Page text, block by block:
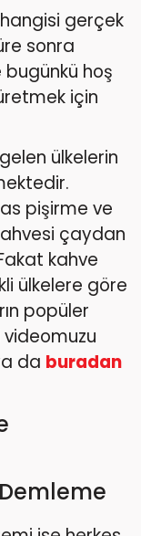
gerçek
sonra
hoş
için
ülkelerin
pişirme ve
çaydan
kahve
ülkelere göre
popüler
da buradan